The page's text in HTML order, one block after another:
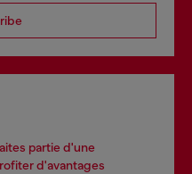
partie d'une
d'avantages